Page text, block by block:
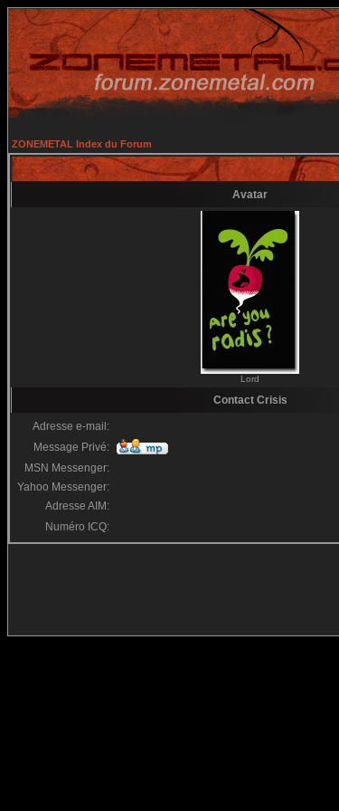
ZONEMETAL Index du Forum
Avatar
Lord
Contact Crisis
Adresse e-mail:
Message Privé:
MSN Messenger:
Yahoo Messenger:
Adresse AIM:
Numéro ICQ: